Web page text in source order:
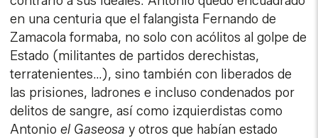
en una centuria que el falangista Fernando de
Zamacola formaba, no solo con acólitos al golpe de
Estado (militantes de partidos derechistas,
terratenientes…), sino también con liberados de
las prisiones, ladrones e incluso condenados por
delitos de sangre, así como izquierdistas como
Antonioel Gaseosa y otros que habían estado